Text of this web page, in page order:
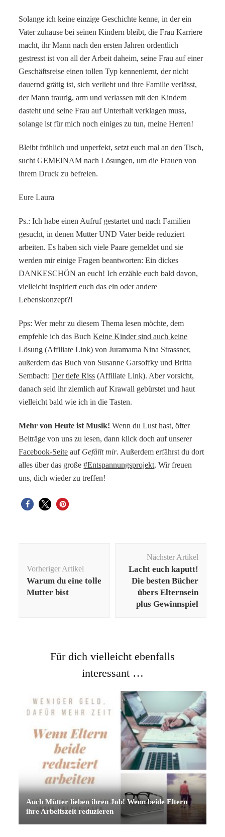
Solange ich keine einzige Geschichte kenne, in der ein
Vater zuhause bei seinen Kindern bleibt, die Frau Karriere
macht, ihr Mann nach den ersten Jahren ordentlich
gestresst ist von all der Arbeit daheim, seine Frau auf einer
Geschäftsreise einen tollen Typ kennenlernt, der nicht
dauernd grätig ist, sich verliebt und ihre Familie verlässt,
der Mann traurig, arm und verlassen mit den Kindern
dasteht und seine Frau auf Unterhalt verklagen muss,
solange ist für mich noch einiges zu tun, meine Herren!
Bleibt fröhlich und unperfekt, setzt euch mal an den Tisch,
sucht GEMEINAM nach Lösungen, um die Frauen von
ihrem Druck zu befreien.
Eure Laura
Ps.: Ich habe einen Aufruf gestartet und nach Familien
gesucht, in denen Mutter UND Vater beide reduziert
arbeiten. Es haben sich viele Paare gemeldet und sie
werden mir einige Fragen beantworten: Ein dickes
DANKESCHÖN an euch! Ich erzähle euch bald davon,
vielleicht inspiriert euch das ein oder andere
Lebenskonzept?!
Pps: Wer mehr zu diesem Thema lesen möchte, dem
empfehle ich das BuchKeine Kinder sind auch keine
Lösung (Affiliate Link) von Juramama Nina Strassner,
außerdem das Buch von Susanne Garsoffky und Britta
Sembach:Der tiefe Riss (Affiliate Link). Aber vorsicht,
danach seid ihr ziemlich auf Krawall gebürstet und haut
vielleicht bald wie ich in die Tasten.
Mehr von Heute ist Musik! Wenn du Lust hast, öfter
Beiträge von uns zu lesen, dann klick doch auf unserer
Facebook-Seite auf Gefällt mir. Außerdem erfährst du dort
alles über das große#Entspannungsprojekt. Wir freuen
uns, dich wieder zu treffen!
Vorheriger Artikel
Warum du eine tolle
Mutter bist
Nächster Artikel
Lacht euch kaputt!
Die besten Bücher
übers Elternsein
plus Gewinnspiel
Für dich vielleicht ebenfalls
interessant …
Auch Mütter lieben ihren Job! Wenn beide Eltern
ihre Arbeitszeit reduzieren